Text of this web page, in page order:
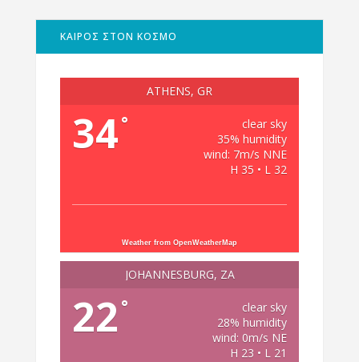
ΚΑΙΡΟΣ ΣΤΟΝ ΚΟΣΜΟ
ATHENS, GR
34°
clear sky
35% humidity
wind: 7m/s NNE
H 35 • L 32
Weather from OpenWeatherMap
JOHANNESBURG, ZA
22 °
clear sky
28% humidity
wind: 0m/s NE
H 23 • L 21